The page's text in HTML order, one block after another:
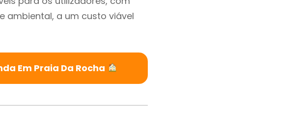
ambiental, a um custo viável
Em Praia Da Rocha